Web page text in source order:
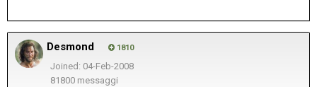
Desmond 1810
Joined: 04-Feb-2008
81800 messaggi